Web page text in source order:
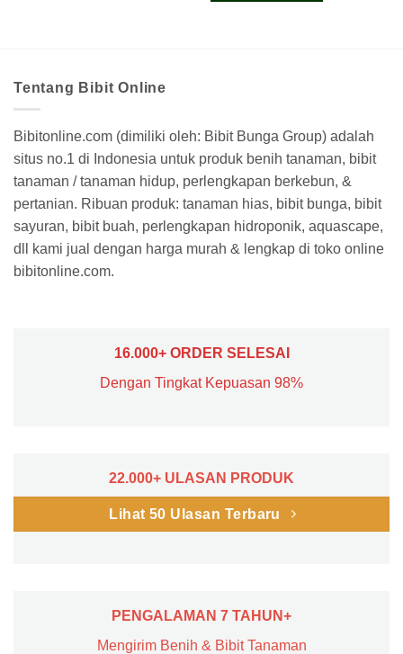
Tentang Bibit Online
Bibitonline.com (dimiliki oleh: Bibit Bunga Group) adalah
situs no.1 di Indonesia untuk produk benih tanaman, bibit
tanaman / tanaman hidup, perlengkapan berkebun, &
pertanian. Ribuan produk: tanaman hias, bibit bunga, bibit
sayuran, bibit buah, perlengkapan hidroponik, aquascape,
dll kami jual dengan harga murah & lengkap di toko online
bibitonline.com.
16.000+ ORDER SELESAI
Dengan Tingkat Kepuasan 98%
22.000+ ULASAN PRODUK
Lihat 50 Ulasan Terbaru
PENGALAMAN 7 TAHUN+
Mengirim Benih & Bibit Tanaman